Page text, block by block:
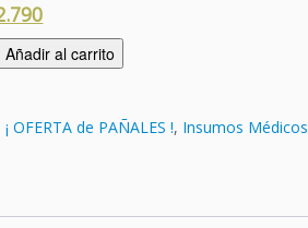
Añadir al carrito
¡ OFERTA de PAÑALES !, Insumos Médicos